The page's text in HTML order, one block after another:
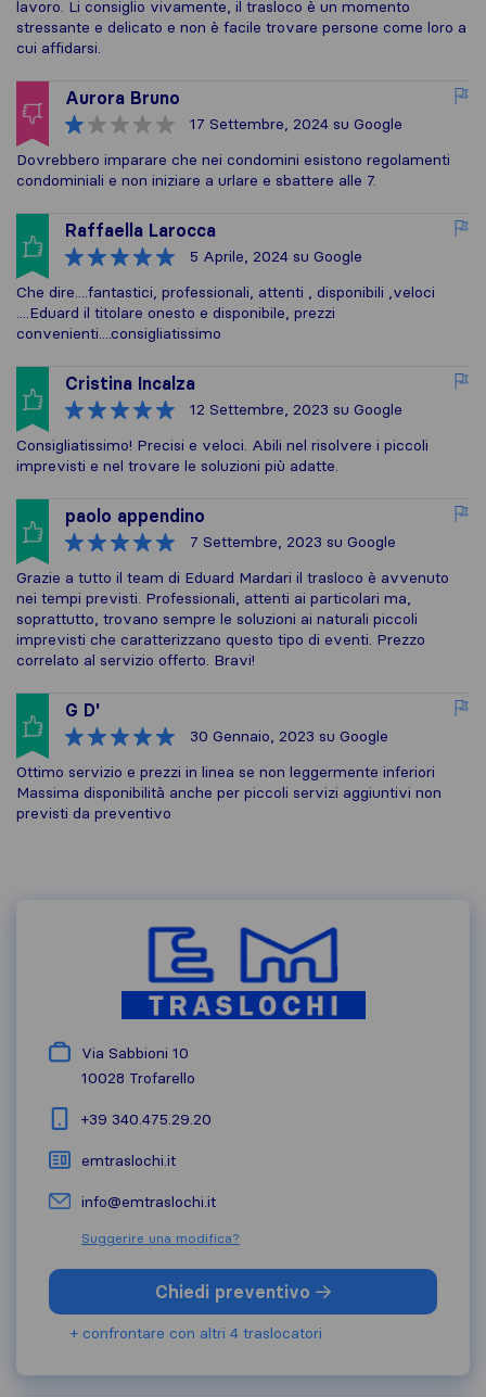
lavoro. Li consiglio vivamente, il trasloco è un momento
stressante e delicato e non è facile trovare persone come loro a
cui affidarsi.
Aurora Bruno
17 Settembre, 2024 su Google
Dovrebbero imparare che nei condomini esistono regolamenti
condominiali e non iniziare a urlare e sbattere alle 7.
Raffaella Larocca
5 Aprile, 2024 su Google
Che dire....fantastici, professionali, attenti , disponibili ,veloci
....Eduard il titolare onesto e disponibile, prezzi
convenienti....consigliatissimo
Cristina Incalza
12 Settembre, 2023 su Google
Consigliatissimo! Precisi e veloci. Abili nel risolvere i piccoli
imprevisti e nel trovare le soluzioni più adatte.
paolo appendino
7 Settembre, 2023 su Google
Grazie a tutto il team di Eduard Mardari il trasloco è avvenuto
nei tempi previsti. Professionali, attenti ai particolari ma,
soprattutto, trovano sempre le soluzioni ai naturali piccoli
imprevisti che caratterizzano questo tipo di eventi. Prezzo
correlato al servizio offerto. Bravi!
G D'
30 Gennaio, 2023 su Google
Ottimo servizio e prezzi in linea se non leggermente inferiori
Massima disponibilità anche per piccoli servizi aggiuntivi non
previsti da preventivo
Via Sabbioni 10
10028 Trofarello
+39 340.475.29.20
emtraslochi.it
info@emtraslochi.it
Suggerire una modifica?
Chiedi preventivo
+ confrontare con altri 4 traslocatori